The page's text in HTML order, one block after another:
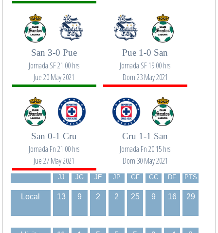
San 3-0 Pue
Jornada SF 21:00 hrs
Jue 20 May 2021
Pue 1-0 San
Jornada SF 19:00 hrs
Dom 23 May 2021
San 0-1 Cru
Jornada Fn 21:00 hrs
Jue 27 May 2021
Cru 1-1 San
Jornada Fn 20:15 hrs
Dom 30 May 2021
JJ JG JE JP GF GC DF PTS
Local 13 9 2 2 25 9 16 29